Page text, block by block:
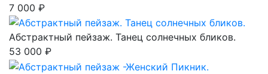
7 000 ₽
Абстрактный пейзаж. Танец солнечных бликов.
53 000 ₽